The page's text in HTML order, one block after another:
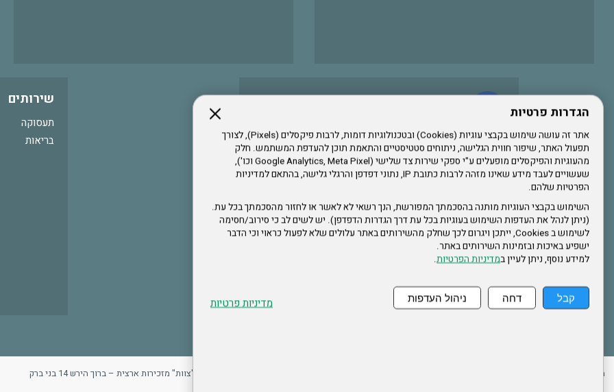
הגדרות פרטיות
אתר זה עושה שימוש בקבצי עוגיות (Cookies) ובטכנולוגיות דומות, לרבות פיקסלים (Pixels), לצורך
תפעול האתר, שיפור חווית הגלישה, ניתוחים סטטיסטיים והתאמת תוכן להעדפת המשתמש. חלק
מהעוגיות והפיקסלים מופעלים ע"י ספקי שירות צד שלישי (Google Analytics, Meta Pixel וכו'),
שעשויים לעבד מידע שאינו מזהה לרבות כתובת IP, נתוני דפדפן והרגלי גלישה, בהתאם למדיניות
הפרטיות שלהם.
השימוש בקבצי העוגיות מותנה בהסכמתך המפורשת, הנך רשאי לא לאשר או לחזור מהסכמתך בכל עת.
(ניתן לנהל את העדפות השימוש בעוגיות בכל עת דרך הגדרות הדפדפן). יש לשים לב כי סירוב/חסימה
לשימוש ב Cookies, ייתכן ויגרום לכך שחלק מהשירותים באתר עלולים שלא לפעול כראוי וכי הדבר
ישפיע באיכות ובזמינות השירותים באתר.
למידע נוסף, ניתן לעיין במדיניות הפרטיות.
קבל דחה ניהול העדפות מדיניות פרטיות
הרשמו לערוץ היוטיוב שלנו
אתר צה"ל
שירותים
תעסוקה
בריאות
ההזמנות שלי ארגון "צוות" מזכירות ארצית – ברוך הירש 14 בני ברק